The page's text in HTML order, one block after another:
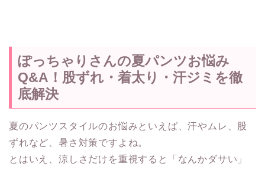
ぽっちゃりさんの夏パンツお悩み
Q&A！股ずれ・着太り・汗ジミを徹
底解決
夏のパンツスタイルのお悩みといえば、汗やムレ、股
ずれなど、暑さ対策ですよね。
とはいえ、涼しさだけを重視すると「なんかダサい」